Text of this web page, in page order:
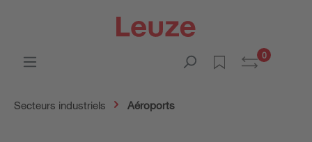
0
Secteurs industriels Aéroports